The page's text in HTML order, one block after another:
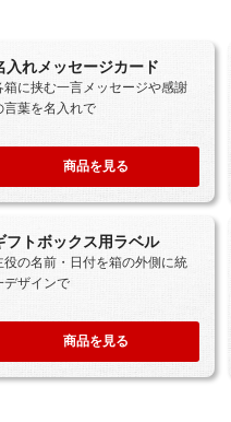
入れメッセージカード
箱に挟む一言メッセージや感謝
言葉を名入れで
商品を見る
フトボックス用ラベル
役の名前・日付を箱の外側に統
デザインで
商品を見る